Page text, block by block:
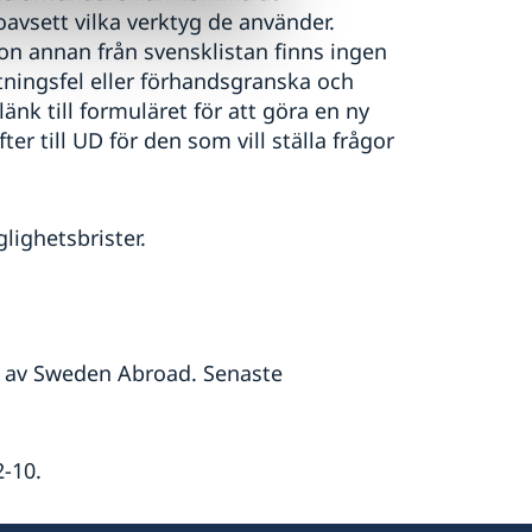
vilka verktyg de använder.
annan från svensklistan finns ingen
eller förhandsgranska och
till formuläret för att göra en ny
till UD för den som vill ställa frågor
Sweden Abroad. Senaste
10.